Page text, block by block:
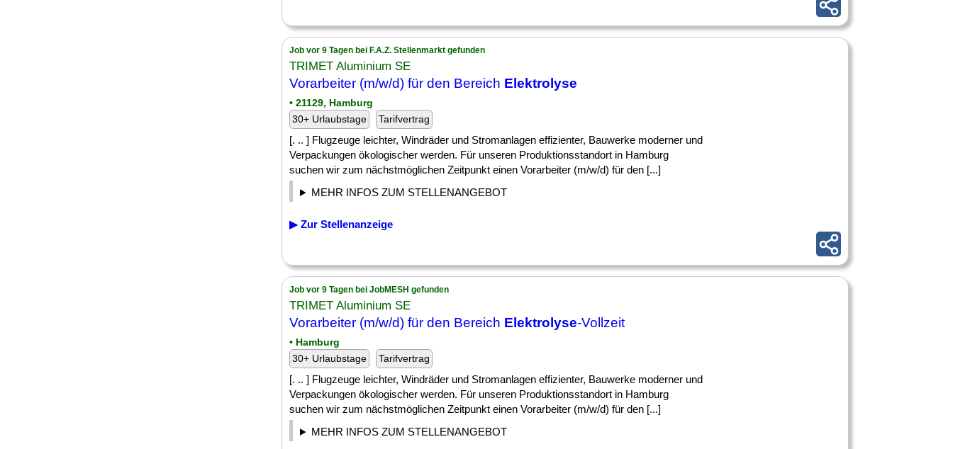
Job vor 9 Tagen bei F.A.Z. Stellenmarkt gefunden
TRIMET Aluminium SE
Vorarbeiter (m/w/d) für den Bereich Elektrolyse
• 21129, Hamburg
30+ Urlaubstage
Tarifvertrag
[. .. ] Flugzeuge leichter, Windräder und Stromanlagen effizienter, Bauwerke moderner und
Verpackungen ökologischer werden. Für unseren Produktionsstandort in Hamburg
suchen wir zum nächstmöglichen Zeitpunkt einen Vorarbeiter (m/w/d) für den [...]
MEHR INFOS ZUM STELLENANGEBOT
▶ Zur Stellenanzeige
Job vor 9 Tagen bei JobMESH gefunden
TRIMET Aluminium SE
Vorarbeiter (m/w/d) für den Bereich Elektrolyse-Vollzeit
• Hamburg
30+ Urlaubstage
Tarifvertrag
[. .. ] Flugzeuge leichter, Windräder und Stromanlagen effizienter, Bauwerke moderner und
Verpackungen ökologischer werden. Für unseren Produktionsstandort in Hamburg
suchen wir zum nächstmöglichen Zeitpunkt einen Vorarbeiter (m/w/d) für den [...]
MEHR INFOS ZUM STELLENANGEBOT